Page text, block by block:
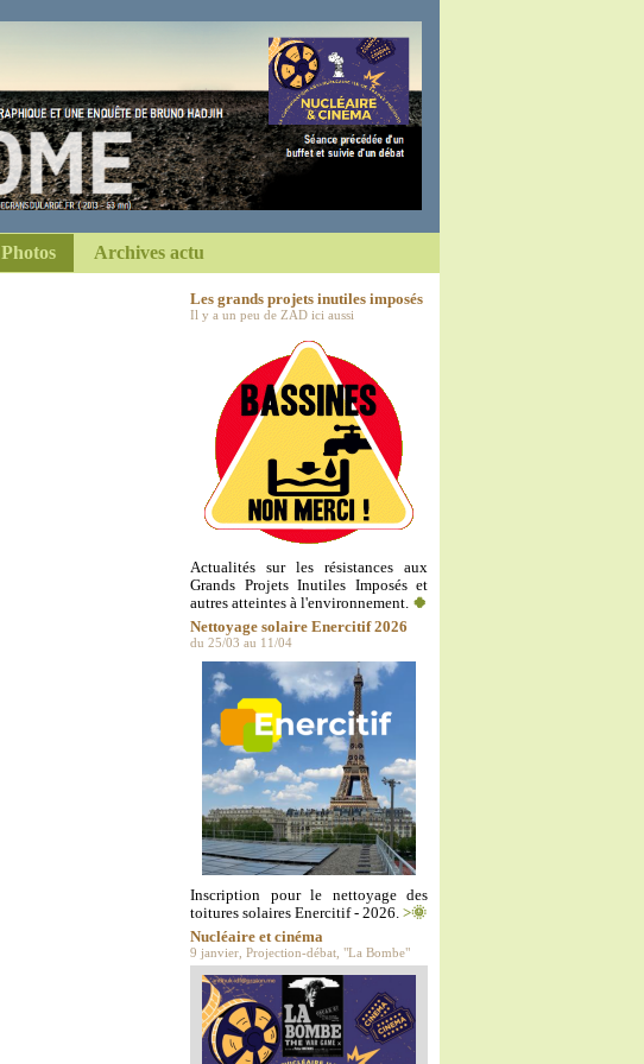
Photos Archives actu
Les grands projets inutiles imposés
Il y a un peu de ZAD ici aussi
Actualités sur les résistances aux
Grands Projets Inutiles Imposés et
autres atteintes à l'environnement. 🍀
Nettoyage solaire Enercitif 2026
du 25/03 au 11/04
Inscription pour le nettoyage des
toitures solaires Enercitif - 2026. >🌞
Nucléaire et cinéma
9 janvier, Projection-débat, "La Bombe"